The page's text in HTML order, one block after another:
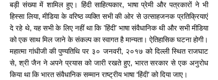
बड़ी संख्या में शामिल हुए। हिंदी साहित्यकार, भाषा प्रेमी और पत्रकारों ने भी
हिस्सा लिया, मीडिया के वरिष्ठ व्यक्ति सभी की ओर से उत्साहजनक प्रतिक्रियाएं
दे रहे थे, यह सभी के लिए नहीं था कि 'हिंदी' भाषा संवैधानिक थी और सभी मीडिया
को एक साथ मिल जाने के संकल्प का स्वागत है मान्यता। ऐतिहासिक घटना होगी।
महात्मा गांधीजी की पुण्यतिथि पर ३० जनवरी, २०१७ को दिल्ली स्थित राजघाट
से, श्री जैन ने अपने प्रयास को जारी रखते हुए, भारत सरकार से एक अनुरोध
किया था कि भारत संवैधानिक सम्मान राष्ट्रीय भाषा ‘हिंदी’ को दिया जाए।